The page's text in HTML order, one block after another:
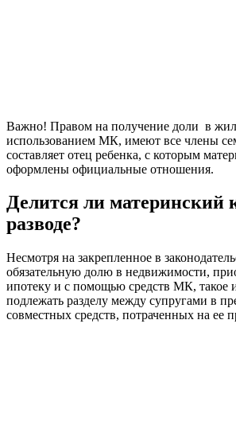
Важно! Правом на получение доли в
использованием МК, имеют все члены
составляет отец ребенка, с которым
оформлены официальные отношения.
Делится ли материнский
разводе?
Несмотря на закрепленное в
обязательную долю в недвижимости,
ипотеку и с помощью средств МК, такое
подлежать разделу между супругами в
совместных средств, потраченных на ее